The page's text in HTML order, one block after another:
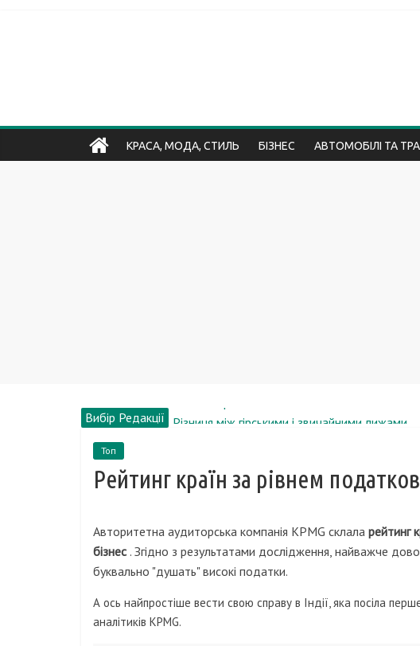
КРАСА, МОДА, СТИЛЬ БІЗНЕС АВТОМОБІЛІ ТА
Вибір Редакції Різниця між гірськими і звичайними лижами
Рейтинг газових плит з газовою духовкою
Онлайн бронювання авіаквитків: наскільки
Топ
Рейтинг країн за рівнем
Авторитетна аудиторська компанія KPMG склала рейтинг
бізнес. Згідно з результатами дослідження, найважче
буквально "душать" високі податки.
А ось найпростіше вести свою справу в Індії, яка посіла
аналітиків KPMG.